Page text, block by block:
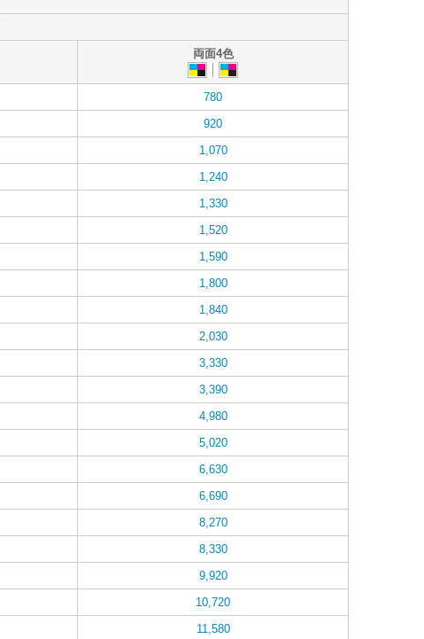
両面4色
780
920
1,070
1,240
1,330
1,520
1,590
1,800
1,840
2,030
3,330
3,390
4,980
5,020
6,630
6,690
8,270
8,330
9,920
10,720
11,580